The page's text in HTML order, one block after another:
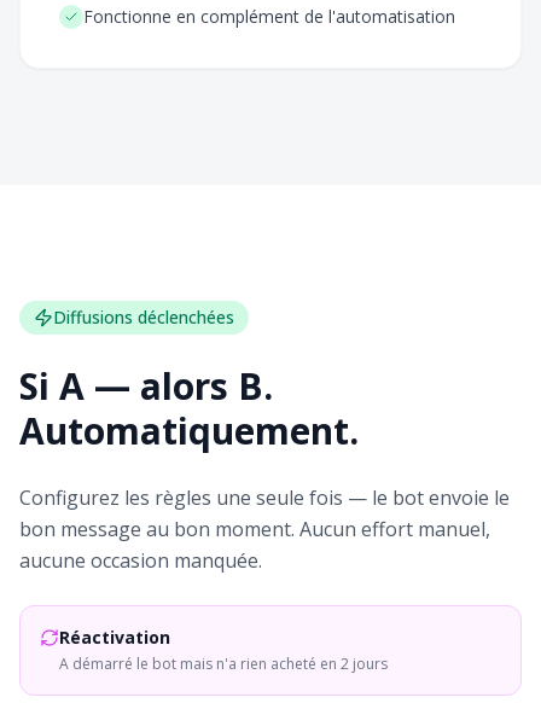
Fonctionne en complément de l'automatisation
Diffusions déclenchées
Si A — alors B.
Automatiquement.
Configurez les règles une seule fois — le bot envoie le
bon message au bon moment. Aucun effort manuel,
aucune occasion manquée.
Réactivation
A démarré le bot mais n'a rien acheté en 2 jours